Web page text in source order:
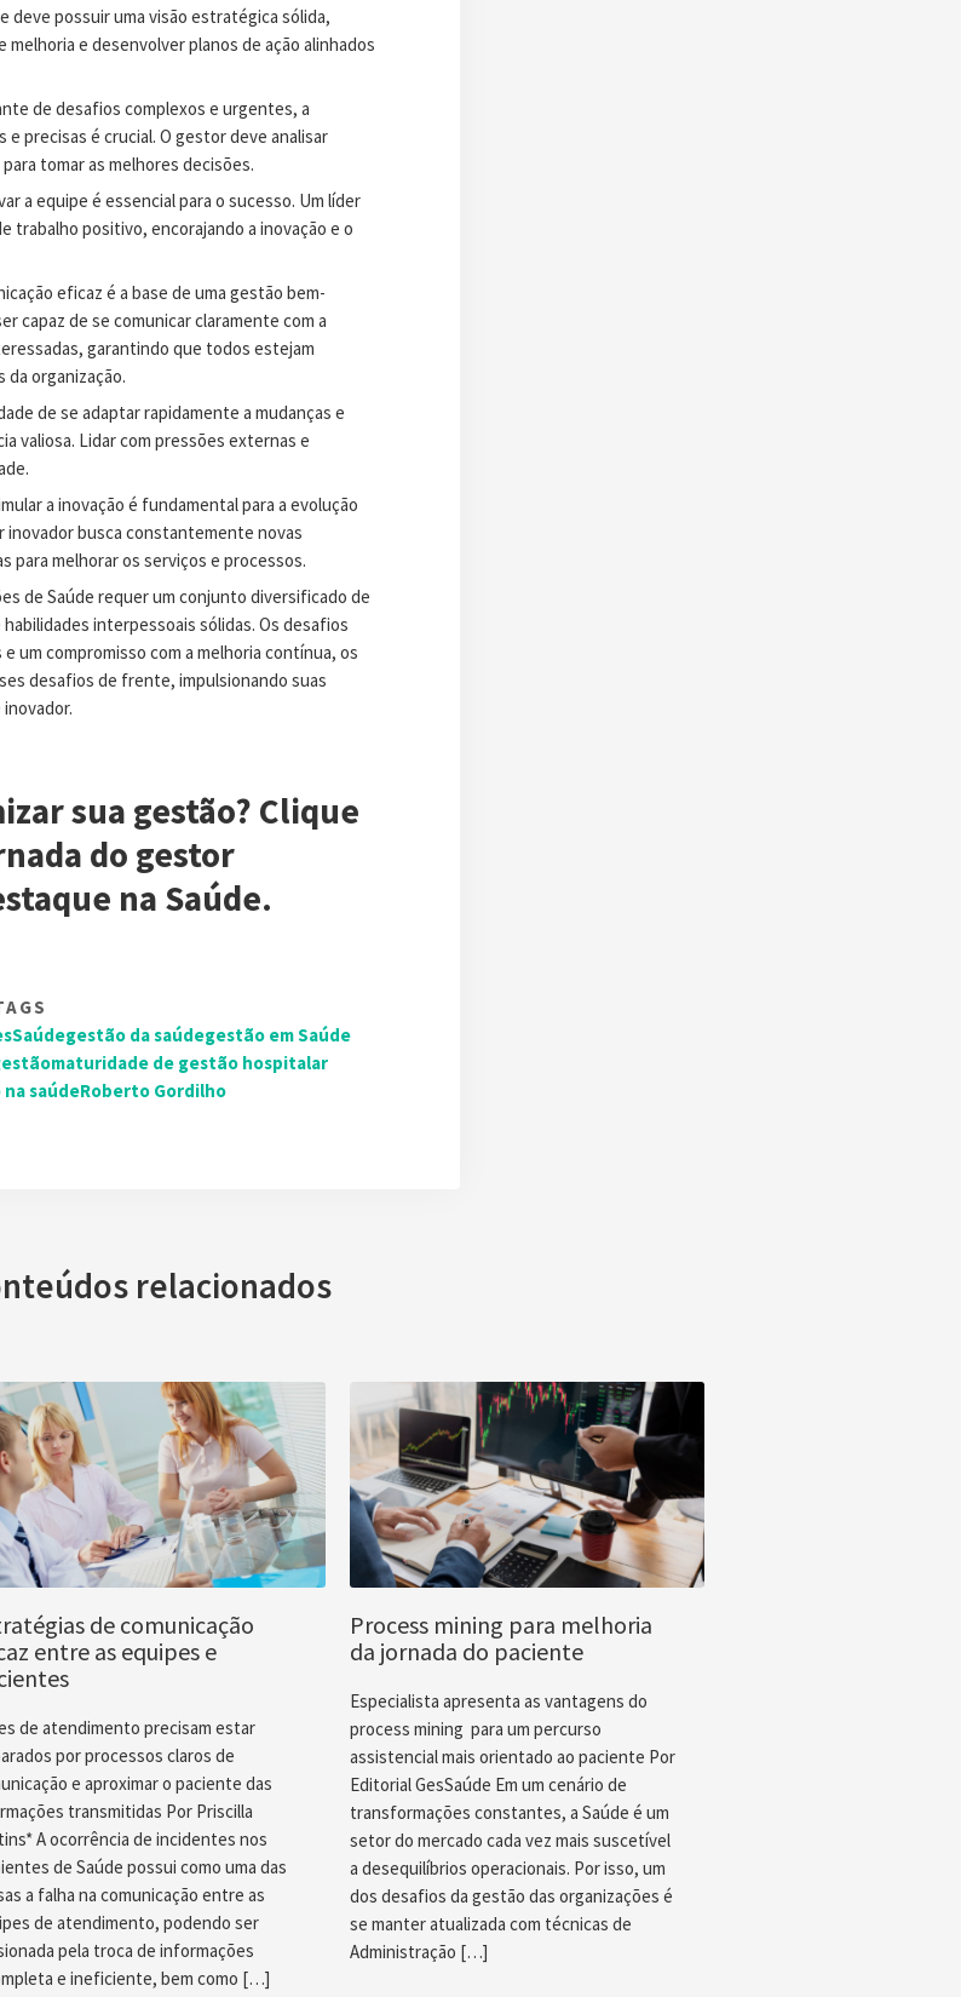
possuir uma visão estratégica sólida,
e desenvolver planos de ação alinhados
de desafios complexos e urgentes, a
precisas é crucial. O gestor deve analisar
tomar as melhores decisões.
a equipe é essencial para o sucesso. Um líder
trabalho positivo, encorajando a inovação e o
eficaz é a base de uma gestão bem-
capaz de se comunicar claramente com a
garantindo que todos estejam
da organização.
de se adaptar rapidamente a mudanças e
valiosa. Lidar com pressões externas e
a inovação é fundamental para a evolução
inovador busca constantemente novas
para melhorar os serviços e processos.
de Saúde requer um conjunto diversificado de
interpessoais sólidas. Os desafios
um compromisso com a melhoria contínua, os
desafios de frente, impulsionando suas
sua gestão? Clique
do gestor
na Saúde.
gestão da saúdegestão em Saúde
maturidade de gestão hospitalar
saúdeRoberto Gordilho
relacionados
de comunicação
entre as equipes e
de atendimento precisam estar
por processos claros de
e aproximar o paciente das
transmitidas Por Priscilla
A ocorrência de incidentes nos
de Saúde possui como uma das
a falha na comunicação entre as
de atendimento, podendo ser
pela troca de informações
e ineficiente, bem como […]
Process mining para melhoria
da jornada do paciente
Especialista apresenta as vantagens do
process mining para um percurso
assistencial mais orientado ao paciente Por
Editorial GesSaúde Em um cenário de
transformações constantes, a Saúde é um
setor do mercado cada vez mais suscetível
a desequilíbrios operacionais. Por isso, um
dos desafios da gestão das organizações é
se manter atualizada com técnicas de
Administração […]